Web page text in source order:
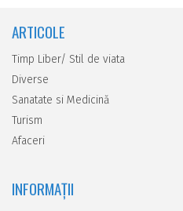
ARTICOLE
Timp Liber/ Stil de viata
Diverse
Sanatate si Medicină
Turism
Afaceri
INFORMAȚII